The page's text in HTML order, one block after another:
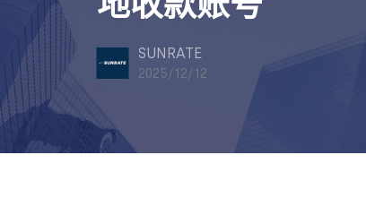
SUNRATE
2025/12/12